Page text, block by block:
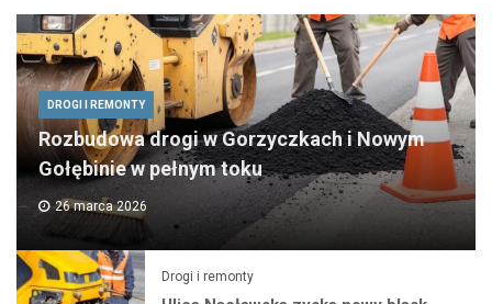
DROGI I REMONTY
Rozbudowa drogi w Gorzyczkach i Nowym
Gołębinie w pełnym toku
26 marca 2026
Drogi i remonty